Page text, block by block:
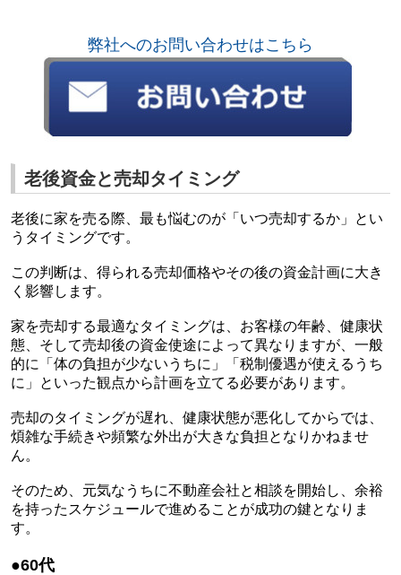
弊社へのお問い合わせはこちら
老後資金と売却タイミング
老後に家を売る際、最も悩むのが「いつ売却するか」とい
うタイミングです。
この判断は、得られる売却価格やその後の資金計画に大き
く影響します。
家を売却する最適なタイミングは、お客様の年齢、健康状
態、そして売却後の資金使途によって異なりますが、一般
的に「体の負担が少ないうちに」「税制優遇が使えるうち
に」といった観点から計画を立てる必要があります。
売却のタイミングが遅れ、健康状態が悪化してからでは、
煩雑な手続きや頻繁な外出が大きな負担となりかねませ
ん。
そのため、元気なうちに不動産会社と相談を開始し、余裕
を持ったスケジュールで進めることが成功の鍵となりま
す。
●60代